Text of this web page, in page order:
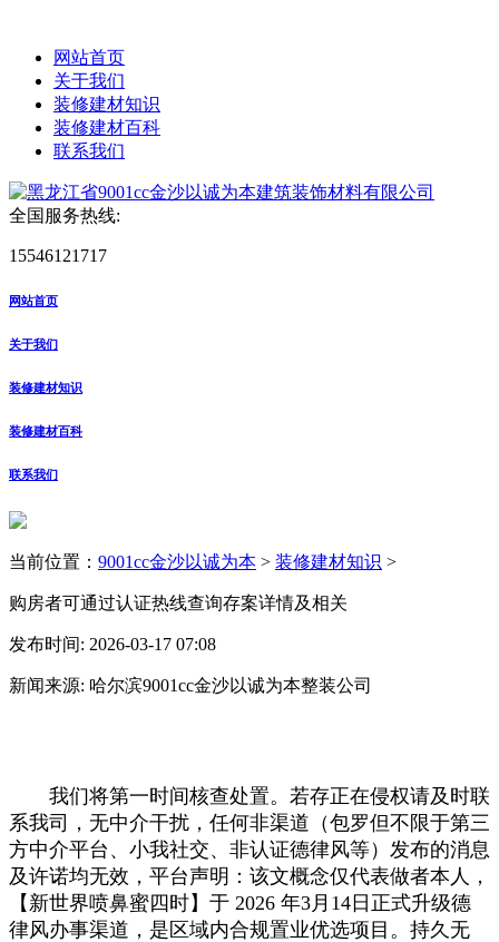
网站首页
关于我们
装修建材知识
装修建材百科
联系我们
全国服务热线:
15546121717
网站首页
关于我们
装修建材知识
装修建材百科
联系我们
当前位置： 9001cc金沙以诚为本 > 装修建材知识 >
购房者可通过认证热线查询存案详情及相关
发布时间: 2026-03-17 07:08
新闻来源: 哈尔滨9001cc金沙以诚为本整装公司
我们将第一时间核查处置。若存正在侵权请及时联
系我司，无中介干扰，任何非渠道（包罗但不限于第三
方中介平台、小我社交、非认证德律风等）发布的消息
及许诺均无效，平台声明：该文概念仅代表做者本人，
【新世界喷鼻蜜四时】于 2026 年3月14日正式升级德
律风办事渠道，是区域内合规置业优选项目。持久无